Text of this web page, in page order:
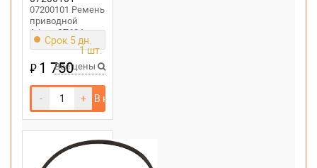
07200101 Ремень
приводной
Ariens ST624
Срок 5 дн.
1 шт.
₽1 750
Все цены
- + В корзину